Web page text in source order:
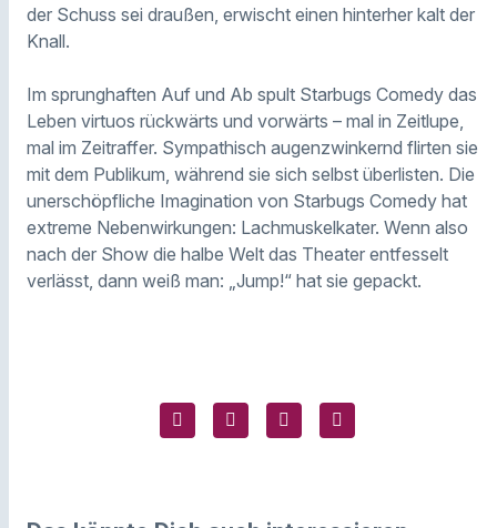
der Schuss sei draußen, erwischt einen hinterher kalt der
Knall.
Im sprunghaften Auf und Ab spult Starbugs Comedy das
Leben virtuos rückwärts und vorwärts – mal in Zeitlupe,
mal im Zeitraffer. Sympathisch augenzwinkernd flirten sie
mit dem Publikum, während sie sich selbst überlisten. Die
unerschöpfliche Imagination von Starbugs Comedy hat
extreme Nebenwirkungen: Lachmuskelkater. Wenn also
nach der Show die halbe Welt das Theater entfesselt
verlässt, dann weiß man: „Jump!“ hat sie gepackt.